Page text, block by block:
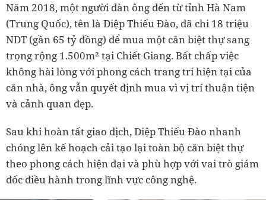
Năm 2018, một người đàn ông đến từ tỉnh Hà Nam
(Trung Quốc), tên là Diệp Thiếu Đào, đã chi 18 triệu
NDT (gần 65 tỷ đồng) để mua một căn biệt thự sang
trọng rộng 1.500m² tại Chiết Giang. Bất chấp việc
không hài lòng với phong cách trang trí hiện tại của
căn nhà, ông vẫn quyết định mua vì vị trí thuận tiện
và cảnh quan đẹp.
Sau khi hoàn tất giao dịch, Diệp Thiếu Đào nhanh
chóng lên kế hoạch cải tạo lại toàn bộ căn biệt thự
theo phong cách hiện đại và phù hợp với vai trò giám
đốc điều hành trong lĩnh vực công nghệ.